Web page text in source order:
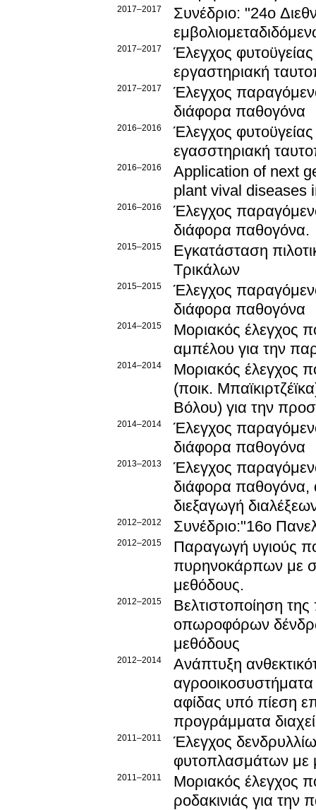
2017–2017
Συνέδριο: "24ο
2017–2017
Έλεγχος
εργαστηριακή
2017–2017
Έλεγχος
διάφορα παθογόνα
2016–2016
Έλεγχος
εγασστηριακή
2016–2016
Application of next
plant vival diseases
2016–2016
Έλεγχος
διάφορα παθογόνα.
2015–2015
Εγκατάσταση
Τρικάλων
2015–2015
Έλεγχος
διάφορα παθογόνα
2014–2015
Μοριακός έλεγχος
αμπέλoυ για την
2014–2014
Μοριακός έλεγχος
(ποικ.
Βόλου) για την
2014–2014
Έλεγχος
διάφορα παθογόνα
2013–2013
Έλεγχος
διάφορα παθογόνα,
διεξαγωγή
2012–2012 Συνέδριο:"16ο
2012–2015
Παραγωγή υγιούς
πυρηνοκάρπων με σύγχρονες βιολογικές
μεθόδους.
2012–2015
Βελτιστοποίηση
οπωροφόρων
μεθόδους
2012–2014
Ανάπτυξη
αφίδας υπό πίεση
προγράμματα
2011–2011
Έλεγχος
φυτοπλασμάτων με
2011–2011
Μοριακός έλεγχος
ροδακινιάς για την